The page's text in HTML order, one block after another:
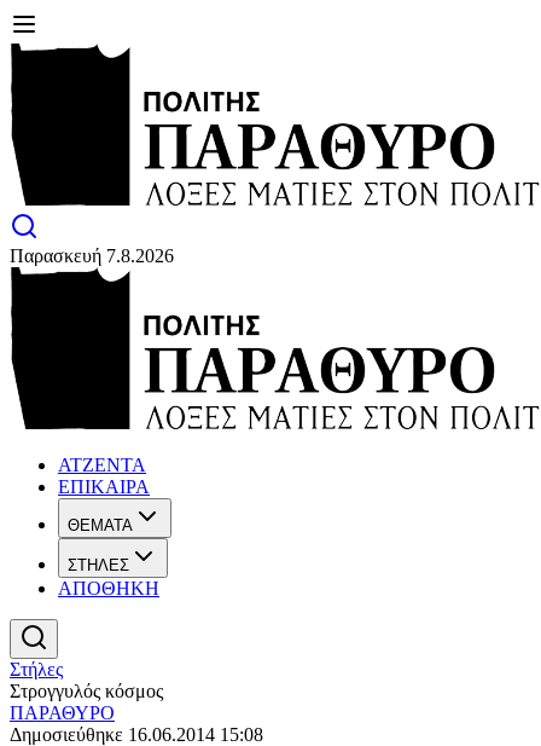
Παρασκευή 7.8.2026
ΑΤΖΕΝΤΑ
ΕΠΙΚΑΙΡΑ
ΘΕΜΑΤΑ
ΣΤΗΛΕΣ
ΑΠΟΘΗΚΗ
Στήλες
Στρογγυλός κόσμος
ΠΑΡΑΘΥΡΟ
Δημοσιεύθηκε 16.06.2014 15:08